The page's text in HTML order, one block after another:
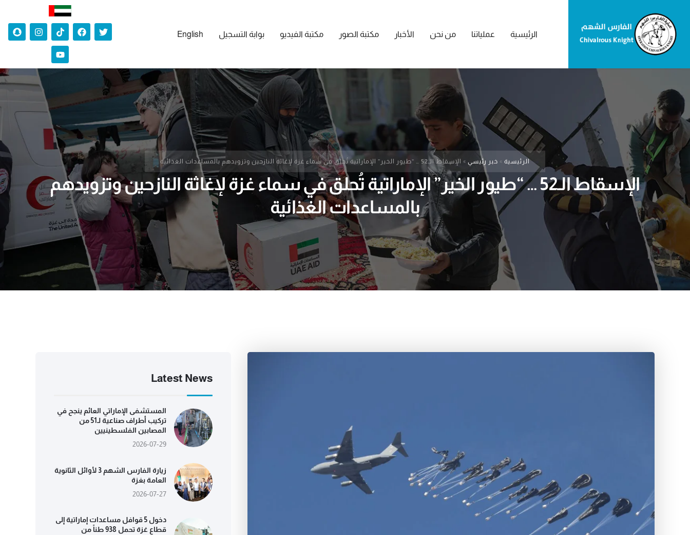
الرئيسية عملياتنا من نحن الأخبار مكتبة الصور مكتبة الفيديو بوابة التسجيل English
الرئيسية » خبر رئيسي » الإسقاط الـ52 … “طيور الخير” الإماراتية تُحلق في سماء غزة لإغاثة النازحين وتزويدهم بالمساعدات الغذائية
الإسقاط الـ52 … “طيور الخير” الإماراتية تُحلق في سماء غزة لإغاثة النازحين وتزويدهم
بالمساعدات الغذائية
Latest News
المستشفى الإماراتي العائم ينجح في
تركيب أطراف صناعية لـ51 من
المصابين الفلسطينيين
2026-07-29
زيارة الفارس الشهم 3 لأوائل الثانوية
العامة بغزة
2026-07-27
دخول 5 قوافل مساعدات إماراتية إلى
قطاع غزة تحمل 938 طناً من